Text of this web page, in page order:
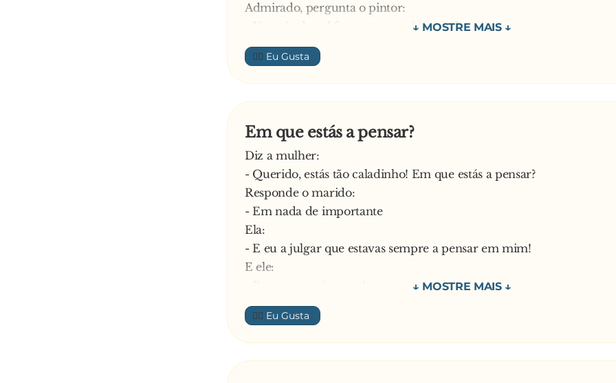
Admirado, pergunta o pintor:
- Um pôr do sol faz-te crescer água na boca?!
Responde o amigo:
- Olha, julgava que era um ovo estrelado!
—
👍🏼
Em que estás a pensar?
Diz a mulher:
- Querido, estás tão caladinho! Em que estás a pensar?
Responde o marido:
- Em nada de importante
Ela:
- E eu a julgar que estavas sempre a pensar em mim!
E ele:
—
👍🏼